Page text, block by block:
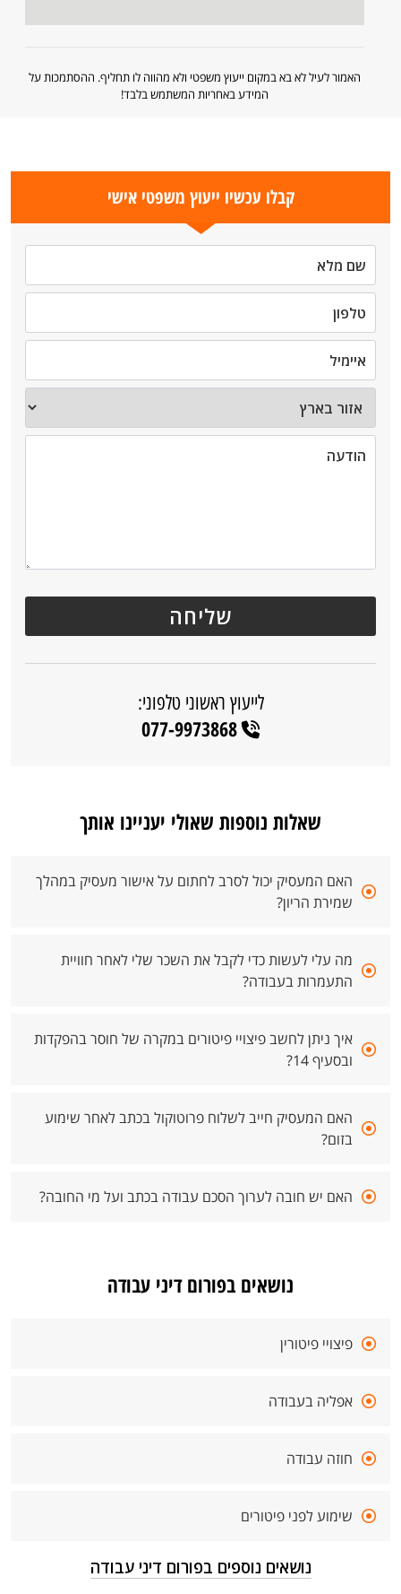
האמור לעיל לא בא במקום ייעוץ משפטי ולא מהווה לו תחליף. ההסתמכות על
המידע באחריות המשתמש בלבד!
קבלו עכשיו ייעוץ משפטי אישי
לייעוץ ראשוני טלפוני:
077-9973868
שאלות נוספות שאולי יעניינו אותך
האם המעסיק יכול לסרב לחתום על אישור מעסיק במהלך
שמירת הריון?
מה עלי לעשות כדי לקבל את השכר שלי לאחר חוויית
התעמרות בעבודה?
איך ניתן לחשב פיצויי פיטורים במקרה של חוסר בהפקדות
ובסעיף 14?
האם המעסיק חייב לשלוח פרוטוקול בכתב לאחר שימוע
בזום?
האם יש חובה לערוך הסכם עבודה בכתב ועל מי החובה?
נושאים בפורום דיני עבודה
פיצויי פיטורין
אפליה בעבודה
חוזה עבודה
שימוע לפני פיטורים
נושאים נוספים בפורום דיני עבודה